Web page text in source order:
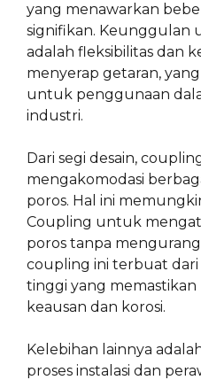
yang menawarkan
signifikan. Keunggulan
adalah fleksibilitas dan
menyerap getaran,
untuk penggunaan
industri.
Dari segi desain,
mengakomodasi
poros. Hal ini
Coupling untuk
poros tanpa
coupling ini terbuat
tinggi yang
keausan dan korosi.
Kelebihan lainnya
proses instalasi dan